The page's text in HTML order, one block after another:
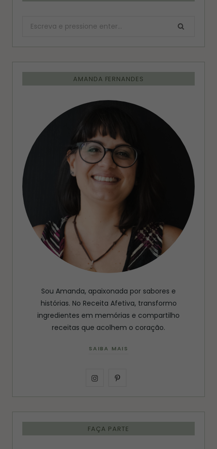
Procurar:
AMANDA FERNANDES
Sou Amanda, apaixonada por sabores e
histórias. No Receita Afetiva, transformo
ingredientes em memórias e compartilho
receitas que acolhem o coração.
SAIBA MAIS
I
n
s
t
P
i
n
t
FAÇA PARTE